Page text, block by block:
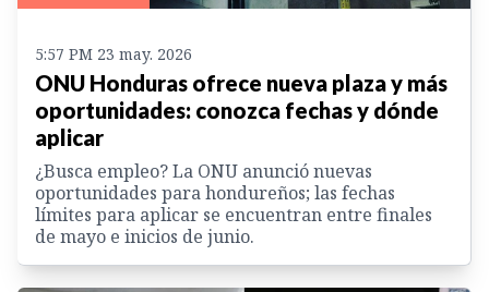
5:57 PM 23 may. 2026
ONU Honduras ofrece nueva plaza y más
oportunidades: conozca fechas y dónde
aplicar
¿Busca empleo? La ONU anunció nuevas
oportunidades para hondureños; las fechas
límites para aplicar se encuentran entre finales
de mayo e inicios de junio.